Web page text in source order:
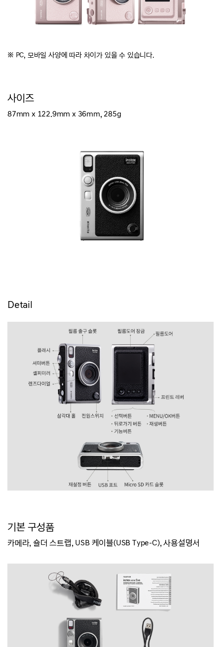
※ PC, 모바일 사양에 따라 차이가 있을 수 있습니다.
사이즈
87mm x 122.9mm x 36mm, 285g
Detail
기본 구성품
카메라, 숄더 스트랩, USB 케이블(USB Type-C), 사용설명서